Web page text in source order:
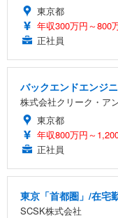
東京都
年収300万円～800
正社員
バックエンドエンジ
株式会社クリーク・ア
東京都
年収800万円～
正社員
東京「首都圏」/在宅
SCSK株式会社